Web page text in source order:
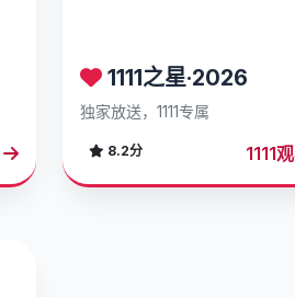
1111之星·2026
独家放送，1111专属
8.2分 1111